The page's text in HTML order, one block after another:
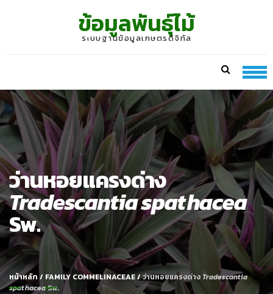
ข้อมูลพันธุ์ไม้
ระบบฐานข้อมูลเกษตรดิจิทัล
ว่านหอยแครงด่าง
Tradescantia spathacea
Sw.
หน้าหลัก / FAMILY COMMELINACEAE/ว่านหอยแครงด่าง Tradescantia
spathaceaSw.